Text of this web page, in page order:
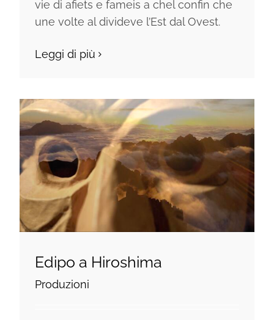
vie di afiets e fameis a chel confin che
une volte al divideve l’Est dal Ovest.
Leggi di più
Edipo a Hiroshima
Produzioni